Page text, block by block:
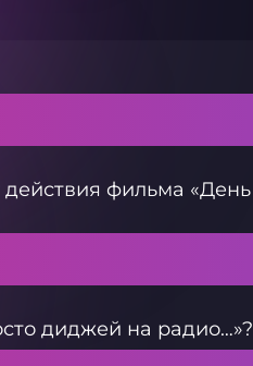
действия фильма «День
диджей на радио…»?